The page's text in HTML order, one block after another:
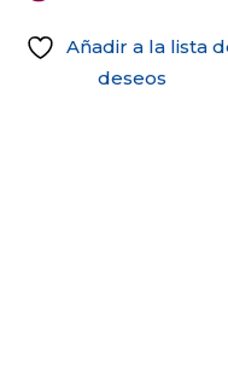
Añadir a la lista
deseos